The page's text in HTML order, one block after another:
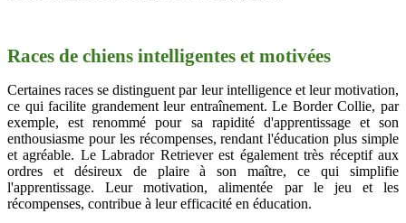
Races de chiens intelligentes et motivées
Certaines races se distinguent par leur intelligence et leur motivation,
ce qui facilite grandement leur entraînement. Le Border Collie, par
exemple, est renommé pour sa rapidité d'apprentissage et son
enthousiasme pour les récompenses, rendant l'éducation plus simple
et agréable. Le Labrador Retriever est également très réceptif aux
ordres et désireux de plaire à son maître, ce qui simplifie
l'apprentissage. Leur motivation, alimentée par le jeu et les
récompenses, contribue à leur efficacité en éducation.